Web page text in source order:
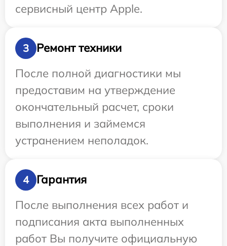
сервисный центр Apple.
3
Ремонт техники
После полной диагностики мы
предоставим на утверждение
окончательный расчет, сроки
выполнения и займемся
устранением неполадок.
4
Гарантия
После выполнения всех работ и
подписания акта выполненных
работ Вы получите официальную